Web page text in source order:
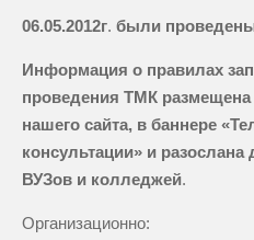
06.05.2012г. были
Информация о правилах
проведения ТМК размещена
нашего сайта, в баннере
консультации» и
ВУЗов и колледжей.
Организационно: